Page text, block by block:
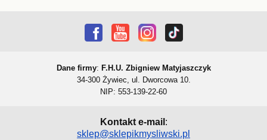
Dane firmy: F.H.U. Zbigniew Matyjaszczyk
34-300 Żywiec, ul. Dworcowa 10.
NIP: 553-139-22-60
Kontakt e-mail :
sklep@sklepikmysliwski.pl